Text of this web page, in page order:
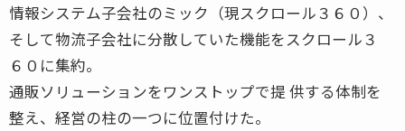
情報システム子会社のミック（現スクロール３６０）、
そして物流子会社に分散していた機能をスクロール３
６０に集約。
通販ソリューションをワンストップで提 供する体制を
整え、経営の柱の一つに位置付けた。